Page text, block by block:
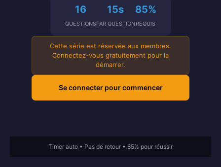
16
QUESTIONS
15s
PAR QUESTION
85%
REQUIS
Cette série est réservée aux membres.
Connectez-vous gratuitement pour la
démarrer.
Se connecter pour commencer
Timer auto • Pas de retour • 85% pour réussir
Avis Google Play
Google Play